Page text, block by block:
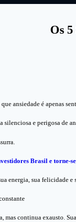
Os
ansiedade é apenas
silenciosa e perigosa de
Brasil e torne-
energia, sua felicidade e
mas continua exausto.